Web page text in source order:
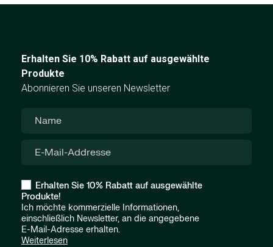
Erhalten Sie 10% Rabatt auf ausgewählte
Produkte
Abonnieren Sie unseren Newsletter
Erhalten Sie 10% Rabatt auf ausgewählte
Produkte!
Ich möchte kommerzielle Informationen,
einschließlich Newsletter, an die angegebene
E-Mail-Adresse erhalten.
Weiterlesen